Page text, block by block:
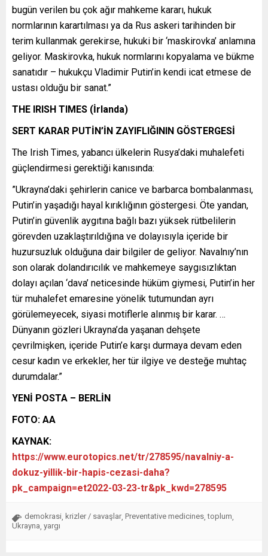
bugün verilen bu çok ağır mahkeme kararı, hukuk
normlarının karartılması ya da Rus askeri tarihinden bir
terim kullanmak gerekirse, hukuki bir ‘maskirovka’ anlamına
geliyor. Maskirovka, hukuk normlarını kopyalama ve bükme
sanatıdır – hukukçu Vladimir Putin’in kendi icat etmese de
ustası olduğu bir sanat.”
THE IRISH TIMES (İrlanda)
SERT KARAR PUTİN’İN ZAYIFLIĞININ GÖSTERGESİ
The Irish Times, yabancı ülkelerin Rusya’daki muhalefeti
güçlendirmesi gerektiği kanısında:
”Ukrayna’daki şehirlerin canice ve barbarca bombalanması,
Putin’in yaşadığı hayal kırıklığının göstergesi. Öte yandan,
Putin’in güvenlik aygıtına bağlı bazı yüksek rütbelilerin
görevden uzaklaştırıldığına ve dolayısıyla içeride bir
huzursuzluk olduğuna dair bilgiler de geliyor. Navalnıy’nın
son olarak dolandırıcılık ve mahkemeye saygısızlıktan
dolayı açılan ‘dava’ neticesinde hüküm giymesi, Putin’in her
tür muhalefet emaresine yönelik tutumundan ayrı
görülemeyecek, siyasi motiflerle alınmış bir karar. …
Dünyanın gözleri Ukrayna’da yaşanan dehşete
çevrilmişken, içeride Putin’e karşı durmaya devam eden
cesur kadın ve erkekler, her tür ilgiye ve desteğe muhtaç
durumdalar.”
YENİ POSTA – BERLİN
FOTO: AA
KAYNAK:
https://www.eurotopics.net/tr/278595/navalniy-a-
dokuz-yillik-bir-hapis-cezasi-daha?
pk_campaign=et2022-03-23-tr&pk_kwd=278595
demokrasi krizler / savaşlar Preventative medicines ,toplum
Ukrayna yargı